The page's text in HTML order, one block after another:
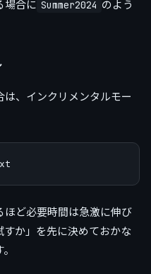
場合に Summer2024 のよう
、インクリメンタルモー
ほど必要時間は急激に伸び
すか」を先に決めておかな